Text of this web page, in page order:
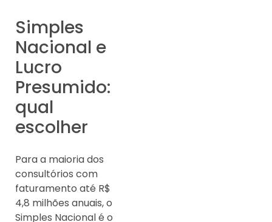
Simples
Nacional e
Lucro
Presumido:
qual
escolher
Para a maioria dos
consultórios com
faturamento até R$
4,8 milhões anuais, o
Simples Nacional é o